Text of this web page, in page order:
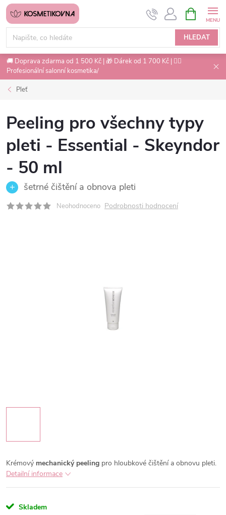
Přejít
obsah
HLEDAT
NÁKUPNÍ
KOŠÍK
🚚 Doprava zdarma od 1 500 Kč | 🎁 Dárek od 1 700 Kč | 💇‍♀️
Profesionální salonní kosmetika/
Pleť
Peeling pro všechny typy
pleti - Essential - Skeyndor
- 50 ml
šetrné čištění a obnova pleti
Neohodnoceno Podrobnosti hodnocení
Krémový mechanický peeling pro hloubkové čištění a obnovu pleti.
Detailní informace
Skladem